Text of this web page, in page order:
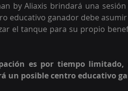
by Aliaxis brindará una
educativo ganador debe
el tanque para su propio
es por tiempo limitado,
un posible centro educativo